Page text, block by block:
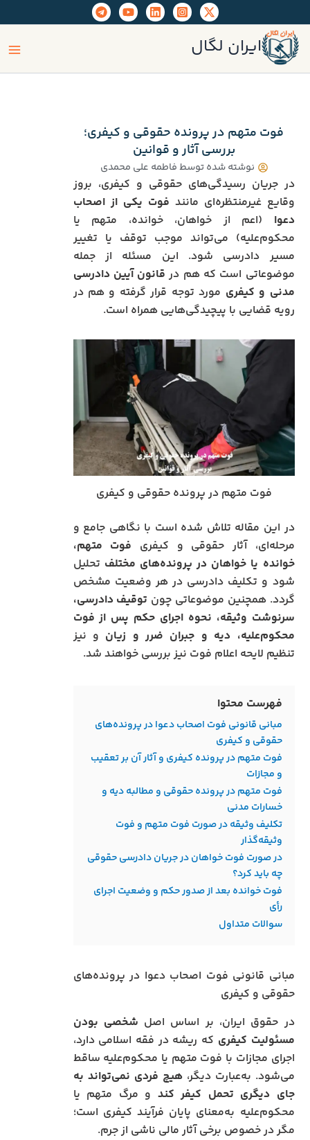
به
محتوا
ایران لگال
فوت متهم در پرونده حقوقی و کیفری؛
بررسی آثار و قوانین
نوشته شده توسطفاطمه علی محمدی
در جریان رسیدگی‌های حقوقی و کیفری، بروز
وقایع غیرمنتظره‌ای مانند فوت یکی از اصحاب
دعوا (اعم از خواهان، خوانده، متهم یا
محکوم‌علیه) می‌تواند موجب توقف یا تغییر
مسیر دادرسی شود. این مسئله از جمله
موضوعاتی است که هم در قانون آیین دادرسی
مدنی و کیفری مورد توجه قرار گرفته و هم در
رویه قضایی با پیچیدگی‌هایی همراه است.
فوت متهم در پرونده حقوقی و کیفری
در این مقاله تلاش شده است با نگاهی جامع و
مرحله‌ای، آثار حقوقی و کیفری فوت متهم،
خوانده یا خواهان در پرونده‌های مختلف تحلیل
شود و تکلیف دادرسی در هر وضعیت مشخص
گردد. همچنین موضوعاتی چون توقیف دادرسی،
سرنوشت وثیقه، نحوه اجرای حکم پس از فوت
محکوم‌علیه، دیه و جبران ضرر و زیان و نیز
تنظیم لایحه اعلام فوت نیز بررسی خواهند شد.
فهرست محتوا
مبانی قانونی فوت اصحاب دعوا در پرونده‌های
حقوقی و کیفری
فوت متهم در پرونده کیفری و آثار آن بر تعقیب
و مجازات
فوت متهم در پرونده حقوقی و مطالبه دیه و
خسارات مدنی
تکلیف وثیقه در صورت فوت متهم و فوت
وثیقه‌گذار
در صورت فوت خواهان در جریان دادرسی حقوقی
چه باید کرد؟
فوت خوانده بعد از صدور حکم و وضعیت اجرای
رأی
سوالات متداول
مبانی قانونی فوت اصحاب دعوا در پرونده‌های
حقوقی و کیفری
در حقوق ایران، بر اساس اصل شخصی بودن
مسئولیت کیفری که ریشه در فقه اسلامی دارد،
اجرای مجازات با فوت متهم یا محکوم‌علیه ساقط
می‌شود. به‌عبارت دیگر،هیچ فردی نمی‌تواند به
جای دیگری تحمل کیفر کند و مرگ متهم یا
محکوم‌علیه به‌معنای پایان فرآیند کیفری است؛
مگر در خصوص برخی آثار مالی ناشی از جرم.